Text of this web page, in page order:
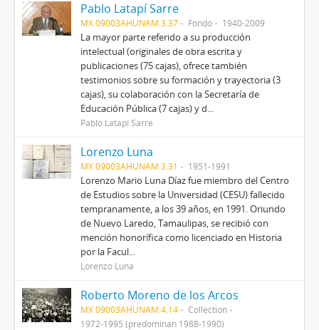
Pablo Latapí Sarre
MX 09003AHUNAM 3.37 Fondo 1940-2009
La mayor parte referido a su producción
intelectual (originales de obra escrita y
publicaciones (75 cajas), ofrece también
testimonios sobre su formación y trayectoria (3
cajas), su colaboración con la Secretaría de
Educación Pública (7 cajas) y d...
Pablo Latapí Sarre
Lorenzo Luna
MX 09003AHUNAM 3.31 1951-1991
Lorenzo Mario Luna Díaz fue miembro del Centro
de Estudios sobre la Universidad (CESU) fallecido
tempranamente, a los 39 años, en 1991. Oriundo
de Nuevo Laredo, Tamaulipas, se recibió con
mención honorífica como licenciado en Historia
por la Facul...
Lorenzo Luna
Roberto Moreno de los Arcos
MX 09003AHUNAM 4.14
Collection
1972-1995 (predominan 1988-1990)